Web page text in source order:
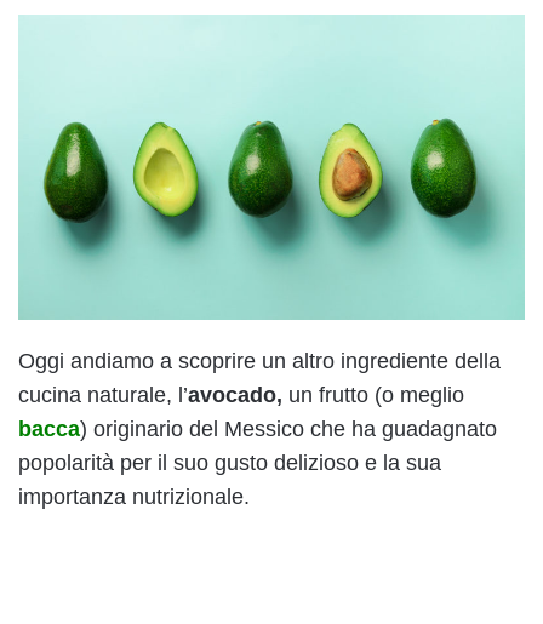
Oggi andiamo a scoprire un altro ingrediente della
cucina naturale, l’avocado, un frutto (o meglio
bacca) originario del Messico che ha guadagnato
popolarità per il suo gusto delizioso e la sua
importanza nutrizionale.